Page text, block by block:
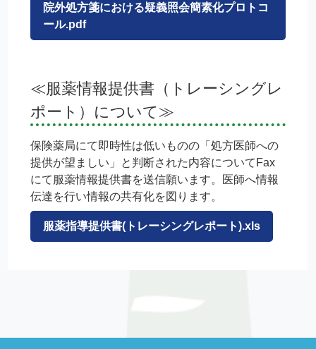
院外処方箋における疑義照会簡素化プロトコ
ール.pdf
≪服薬情報提供書（トレーシングレ
ポート）について≫
保険薬局にて即時性は低いものの「処方医師への
提供が望ましい」と判断された内容についてFax
にて服薬情報提供書を送信願います。医師へ情報
伝達を行い情報の共有化を図ります。
服薬指導提供書(トレーシングレポート).xls